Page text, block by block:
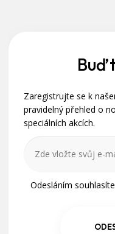
Zaregistrujte se k
pravidelný přehled o
speciálních akcích.
Odesláním